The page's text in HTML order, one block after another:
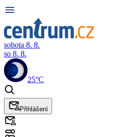
sobota 8. 8.
so 8. 8.
25°C
Přihlášení